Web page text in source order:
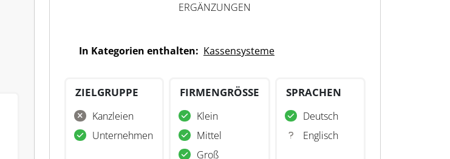
ERGÄNZUNGEN
In Kategorien enthalten: Kassensysteme
ZIELGRUPPE
Kanzleien
Unternehmen
FIRMENGRÖSSE
Klein
Mittel
Groß
SPRACHEN
Deutsch
Englisch